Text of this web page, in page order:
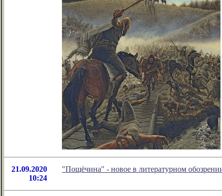
21.09.2020
10:24
"Пощёчина" - новое в литературном